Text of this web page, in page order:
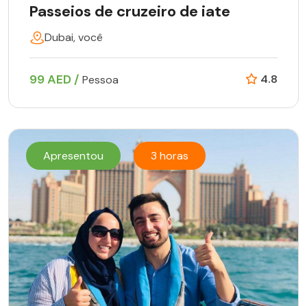
Passeios de cruzeiro de iate
Dubai, você
99 AED / Pessoa 4.8
Apresentou 3 horas